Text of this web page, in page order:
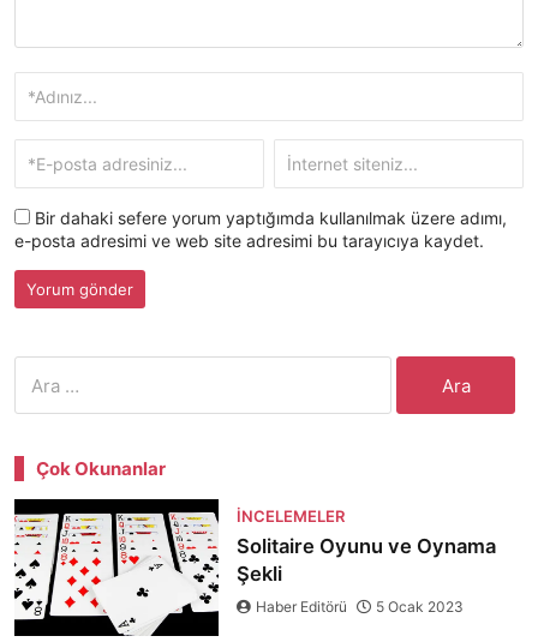
Bir dahaki sefere yorum yaptığımda kullanılmak üzere adımı,
e-posta adresimi ve web site adresimi bu tarayıcıya kaydet.
Çok Okunanlar
İNCELEMELER
Solitaire Oyunu ve Oynama
Şekli
Haber Editörü 5 Ocak 2023